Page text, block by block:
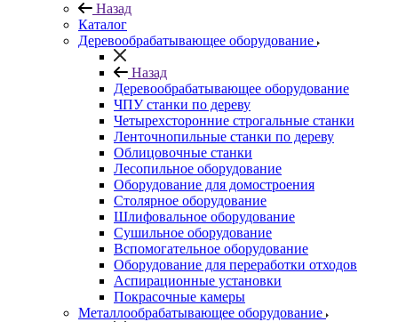
Назад
Каталог
Деревообрабатывающее оборудование
Назад
Деревообрабатывающее оборудование
ЧПУ станки по дереву
Четырехсторонние строгальные станки
Ленточнопильные станки по дереву
Облицовочные станки
Лесопильное оборудование
Оборудование для домостроения
Столярное оборудование
Шлифовальное оборудование
Сушильное оборудование
Вспомогательное оборудование
Оборудование для переработки отходов
Аспирационные установки
Покрасочные камеры
Металлообрабатывающее оборудование